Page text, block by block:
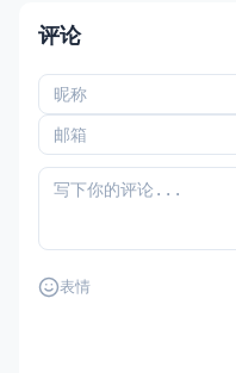
评论
表情